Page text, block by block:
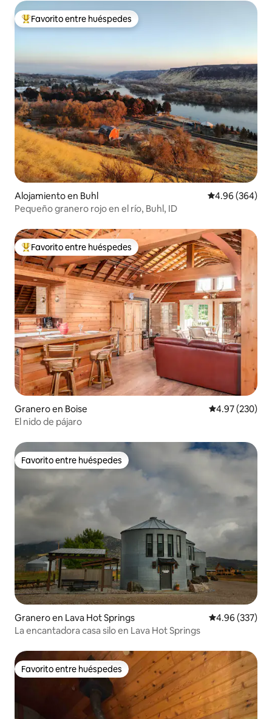
Favorito entre huéspedes preferido
Favorito entre huéspedes
Alojamiento en Buhl Calificación
4.96 (364)
Pequeño granero rojo en el río, Buhl, ID
Favorito entre huéspedes preferido
Favorito entre huéspedes
Granero en Boise Calificación
4.97 (230)
El nido de pájaro
Favorito entre huéspedes
Favorito entre huéspedes
Granero en Lava Hot Springs Calificación
4.96 (337)
La encantadora casa silo en Lava Hot Springs
Favorito entre huéspedes
Favorito entre huéspedes